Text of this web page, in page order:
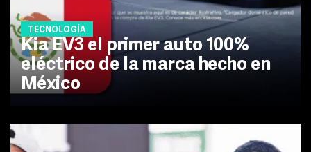
TECNOLOGÍA
Kia EV3 el primer auto 100%
eléctrico de la marca hecho en
México